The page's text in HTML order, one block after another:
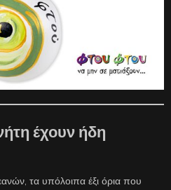
έχουν ήδη
τα υπόλοιπα έξι όρια που